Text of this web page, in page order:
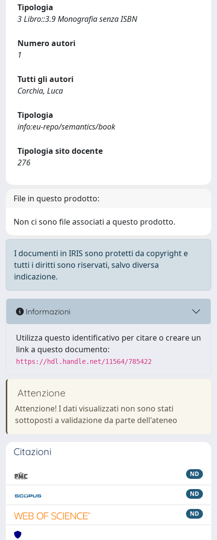
Tipologia
3 Libro::3.9 Monografia senza ISBN
Numero autori
1
Tutti gli autori
Corchia, Luca
Tipologia
info:eu-repo/semantics/book
Tipologia sito docente
276
File in questo prodotto:
Non ci sono file associati a questo prodotto.
I documenti in IRIS sono protetti da copyright e
tutti i diritti sono riservati, salvo diversa
indicazione.
Informazioni
Utilizza questo identificativo per citare o creare un
link a questo documento:
https://hdl.handle.net/11564/785422
Attenzione
Attenzione! I dati visualizzati non sono stati
sottoposti a validazione da parte dell'ateneo
Citazioni
ND
ND
ND